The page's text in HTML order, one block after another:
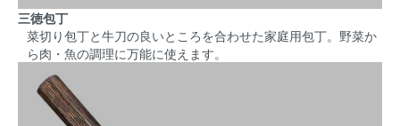
三徳包丁
菜切り包丁と牛刀の良いところを合わせた家庭用包丁。野菜か
ら肉・魚の調理に万能に使えます。